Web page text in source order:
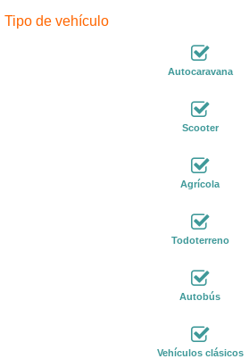
Tipo de vehículo
Autocaravana
Scooter
Agrícola
Todoterreno
Autobús
Vehículos clásicos